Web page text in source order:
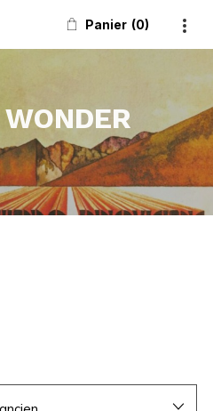
Panier 0